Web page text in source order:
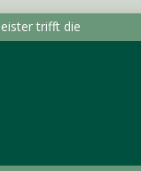
trifft die
& UMGEBUNG